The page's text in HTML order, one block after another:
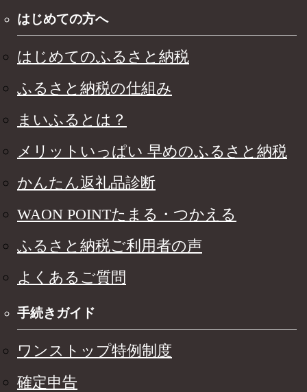
はじめての方へ
はじめてのふるさと納税
ふるさと納税の仕組み
まいふるとは？
メリットいっぱい 早めのふるさと納税
かんたん返礼品診断
WAON POINTたまる・つかえる
ふるさと納税ご利用者の声
よくあるご質問
手続きガイド
ワンストップ特例制度
確定申告